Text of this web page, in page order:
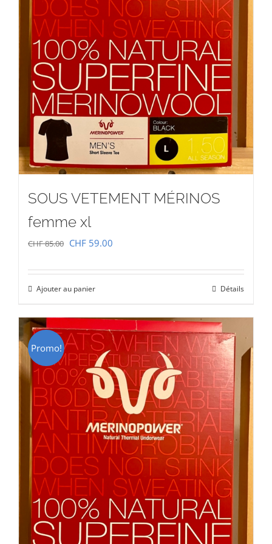
SOUS VETEMENT MÉRINOS
femme xl
CHF85.00 Le
était :
CHF 85.00.
CHF 59.00
CHF 59.00.
Ajouter au panier Détails
Promo!